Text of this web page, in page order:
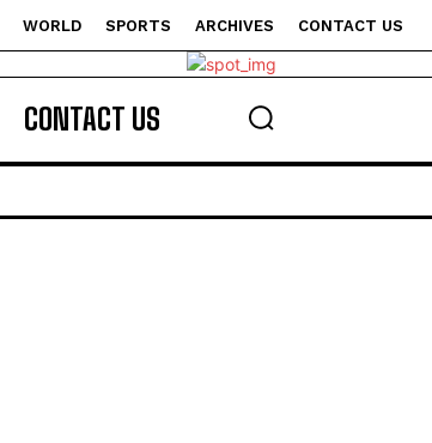
WORLD SPORTS ARCHIVES CONTACT US
CONTACT US